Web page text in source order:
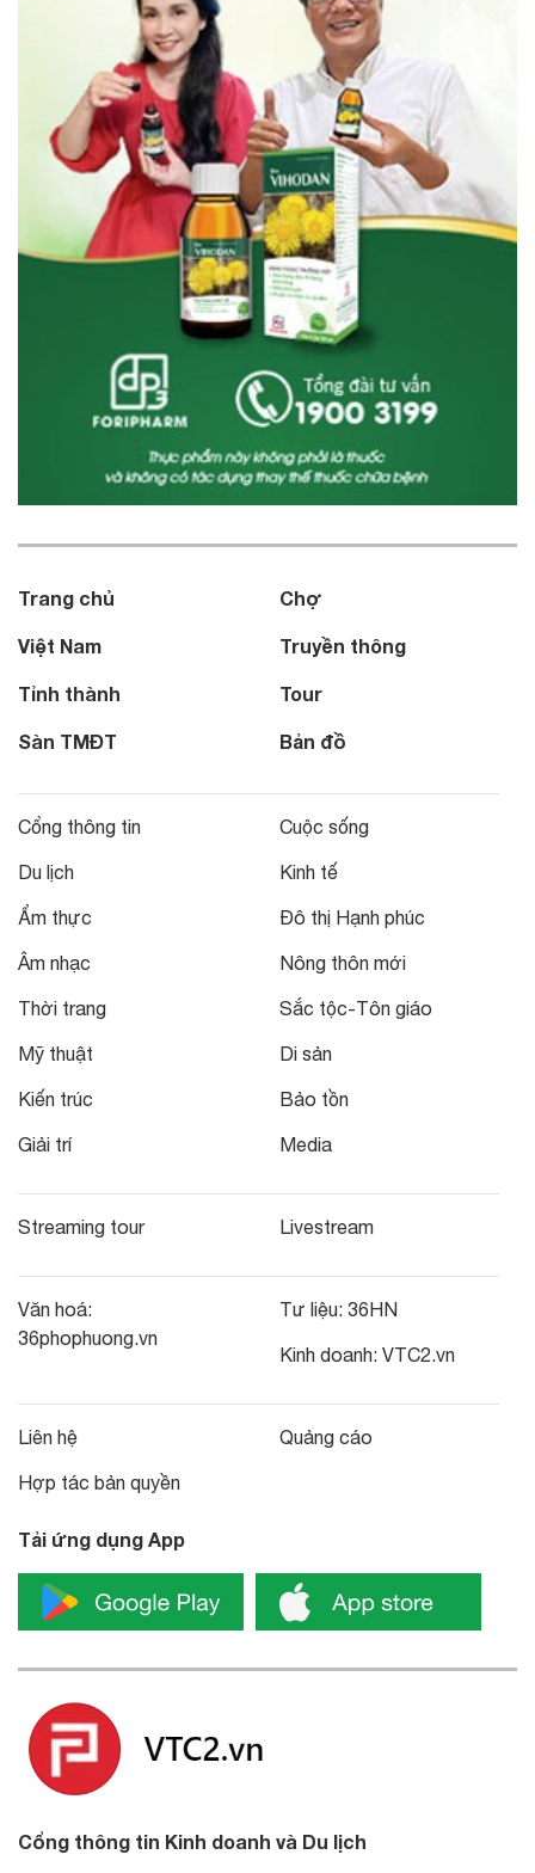
Trang chủ
Việt Nam
Tỉnh thành
Sàn TMĐT
Chợ
Truyền thông
Tour
Bản đồ
Cổng thông tin
Du lịch
Ẩm thực
Âm nhạc
Thời trang
Mỹ thuật
Kiến trúc
Giải trí
Cuộc sống
Kinh tế
Đô thị Hạnh phúc
Nông thôn mới
Sắc tộc-Tôn giáo
Di sản
Bảo tồn
Media
Streaming tour Livestream
Văn hoá:
36phophuong.vn
Tư liệu: 36HN
Kinh doanh: VTC2.vn
Liên hệ
Hợp tác bản quyền
Quảng cáo
Tải ứng dụng App
Cổng thông tin Kinh doanh và Du lịch